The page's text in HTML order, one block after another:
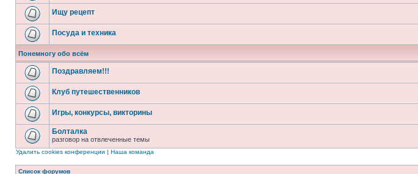
Ищу рецепт
Посуда и техника
Понемногу обо всём
Поздравляем!!!
Клуб путешественников
Игры, конкурсы, викторины
Болталка
разговор на отвлеченные темы
Удалить cookies конференции | Наша команда
Список форумов